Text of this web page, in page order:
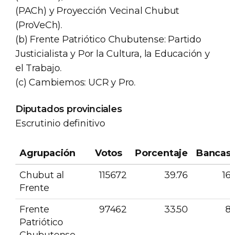
(PACh) y Proyección Vecinal Chubut
(ProVeCh).
(b) Frente Patriótico Chubutense: Partido
Justicialista y Por la Cultura, la Educación y
el Trabajo.
(c) Cambiemos: UCR y Pro.
Diputados provinciales
Escrutinio definitivo
Agrupación Votos Porcentaje
Chubut al
Frente
115672 39.76
Frente
Patriótico
97462 33.50